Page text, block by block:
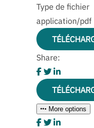
Type de fichier
application/pdf
Share:
More options